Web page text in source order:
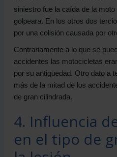
siniestro fue la caída de la
golpeara. En los otros dos
por una colisión causada por
Contrariamente a lo que se
accidentes las motocicletas
por su antigüedad. Otro dato a
más de la mitad de los
de gran cilindrada.
4. Influencia
en el tipo de